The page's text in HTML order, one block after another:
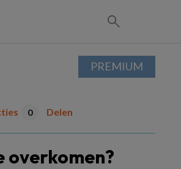
0 Delen
overkomen?
PREMIUM